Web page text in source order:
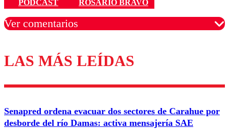
PODCAST
ROSARIO BRAVO
Ver comentarios
Los comentarios son moderados para garantizar un
diálogo respetuoso.
Nombre
Correo
LAS MÁS LEÍDAS
Senapred ordena evacuar dos sectores de Carahue por
desborde del río Damas: activa mensajería SAE